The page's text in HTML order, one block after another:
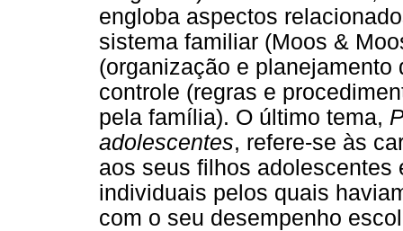
engloba aspectos
sistema familiar (Moos &
(organização e
controle (regras e
pela família). O último tema,
adolescentes, refere-se às
aos seus filhos
individuais pelos quais
com o seu desempenho